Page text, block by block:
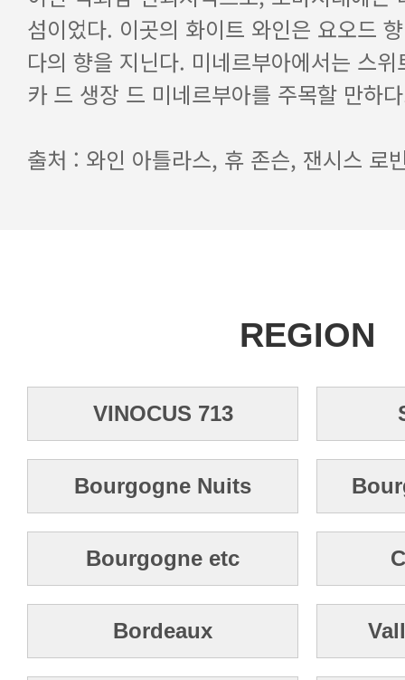
카 드 생장 드 미네르부아를 주목할 만하
출처 : 와인 아틀라스, 휴 존슨, 잰시스 로
REGION
VINOCUS 713
Bourgogne Nuits
Bourgogne etc
Bordeaux